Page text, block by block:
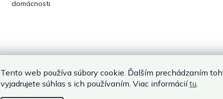
Tento web používa súbory cookie. Ďalším prechádzaním
vyjadrujete súhlas s ich používaním. Viac informáciítu.
domácnosti.